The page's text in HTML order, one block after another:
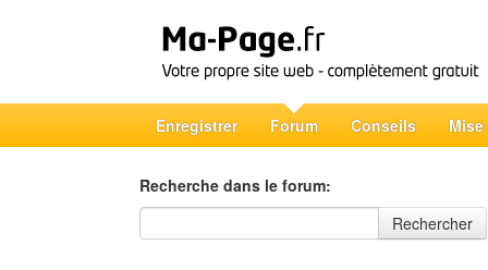
Enregistrer Forum Conseils Mise
Recherche dans le forum:
Recherche dans le forum
Rechercher